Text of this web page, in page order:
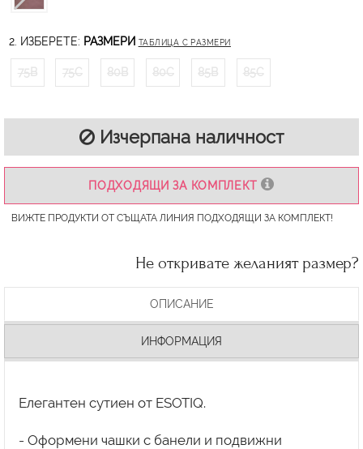
2. ИЗБЕРЕТЕ: РАЗМЕРИ ТАБЛИЦА С РАЗМЕРИ
75B 75C 80B 80C 85B 85C
Изчерпана наличност
ПОДХОДЯЩИ ЗА КОМПЛЕКТ
ВИЖТЕ ПРОДУКТИ ОТ СЪЩАТА ЛИНИЯ ПОДХОДЯЩИ ЗА КОМПЛЕКТ!
Не откривате желаният размер?
ОПИСАНИЕ
ИНФОРМАЦИЯ
Елегантен сутиен от ESOTIQ.
- Оформени чашки с банели и подвижни